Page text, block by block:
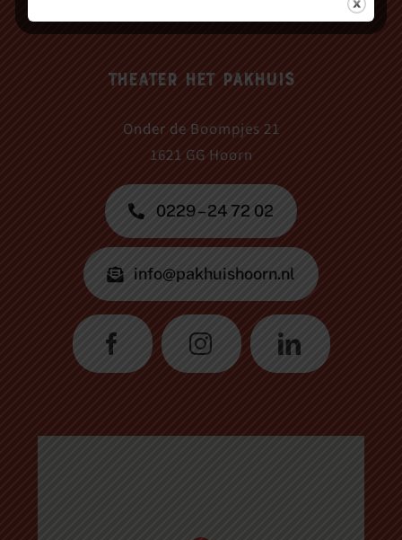
Theater Het Pakhuis
Onder de Boompjes 21
1621 GG Hoorn
0229 – 24 72 02
info@pakhuishoorn.nl